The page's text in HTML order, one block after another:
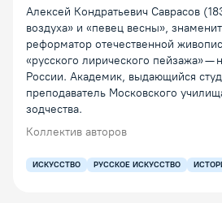
Алексей Кондратьевич Саврасов
воздуха» и «певец весны»,
реформатор отечественной
«русского лирического пейзажа» —
России. Академик, выдающийся
преподаватель Московского
зодчества.
Коллектив авторов
ИСКУССТВО РУССКОЕ ИСКУССТВО